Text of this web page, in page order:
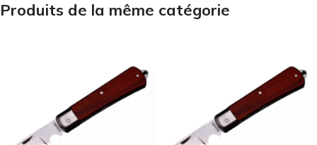
Produits de la même catégorie